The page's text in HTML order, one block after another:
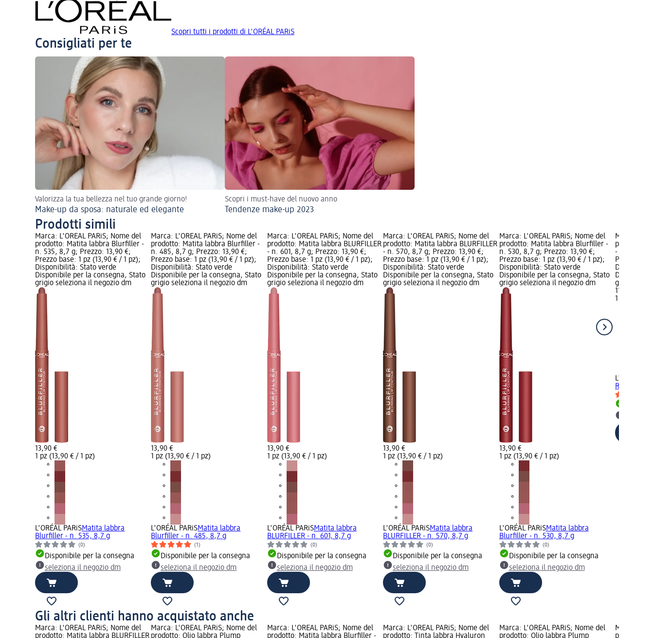
Scopri tutti i prodotti di L'ORÉAL PARiS
Consigliati per te
Valorizza la tua bellezza nel tuo grande giorno!
Make-up da sposa: naturale ed elegante
Scopri i must-have del nuovo anno
Tendenze make-up 2023
Prodotti simili
Marca: L'ORÉAL PARiS; Nome del
prodotto: Matita labbra Blurfiller -
n. 535, 8,7 g; Prezzo: 13,90 €;
Prezzo base: 1 pz (13,90 € / 1 pz);
Disponibilità: Stato verde
Disponibile per la consegna, Stato
grigio seleziona il negozio dm
13,90 €
1 pz (13,90 € / 1 pz)
L'ORÉAL PARiSMatita labbra
Blurfiller - n. 535, 8,7 g
(0)
Disponibile per la consegna
seleziona il negozio dm
Marca: L'ORÉAL PARiS; Nome del
prodotto: Matita labbra Blurfiller -
n. 485, 8,7 g; Prezzo: 13,90 €;
Prezzo base: 1 pz (13,90 € / 1 pz);
Disponibilità: Stato verde
Disponibile per la consegna, Stato
grigio seleziona il negozio dm
13,90 €
1 pz (13,90 € / 1 pz)
L'ORÉAL PARiSMatita labbra
Blurfiller - n. 485, 8,7 g
(1)
Disponibile per la consegna
seleziona il negozio dm
Marca: L'ORÉAL PARiS; Nome del
prodotto: Matita labbra BLURFILLER
- n. 601, 8,7 g; Prezzo: 13,90 €;
Prezzo base: 1 pz (13,90 € / 1 pz);
Disponibilità: Stato verde
Disponibile per la consegna, Stato
grigio seleziona il negozio dm
13,90 €
1 pz (13,90 € / 1 pz)
L'ORÉAL PARiSMatita labbra
BLURFILLER - n. 601, 8,7 g
(0)
Disponibile per la consegna
seleziona il negozio dm
Marca: L'ORÉAL PARiS; Nome del
prodotto: Matita labbra BLURFILLER
- n. 570, 8,7 g; Prezzo: 13,90 €;
Prezzo base: 1 pz (13,90 € / 1 pz);
Disponibilità: Stato verde
Disponibile per la consegna, Stato
grigio seleziona il negozio dm
13,90 €
1 pz (13,90 € / 1 pz)
L'ORÉAL PARiSMatita labbra
BLURFILLER - n. 570, 8,7 g
(0)
Disponibile per la consegna
seleziona il negozio dm
Marca: L'ORÉAL PARiS; Nome del
prodotto: Matita labbra Blurfiller -
n. 530, 8,7 g; Prezzo: 13,90 €;
Prezzo base: 1 pz (13,90 € / 1 pz);
Disponibilità: Stato verde
Disponibile per la consegna, Stato
grigio seleziona il negozio dm
13,90 €
1 pz (13,90 € / 1 pz)
L'ORÉAL PARiSMatita labbra
Blurfiller - n. 530, 8,7 g
(0)
Disponibile per la consegna
seleziona il negozio dm
Marca:
prodotto:
- n. 635, 1
Prezzo
Disponibile
grigio
11,90 €
1 pz (11,90
L'ORÉAL
Riche - n.
Gli altri clienti hanno acquistato anche
Marca: L'ORÉAL PARiS; Nome del
prodotto: Matita labbra BLURFILLER
Marca: L'ORÉAL PARiS; Nome del
prodotto: Olio labbra Plump
Marca: L'ORÉAL PARiS; Nome del
prodotto: Matita labbra Blurfiller -
Marca: L'ORÉAL PARiS; Nome del
prodotto: Tinta labbra Hyaluron
Marca: L'ORÉAL PARiS; Nome del
prodotto: Olio labbra Plump
Marca:
prodotto: